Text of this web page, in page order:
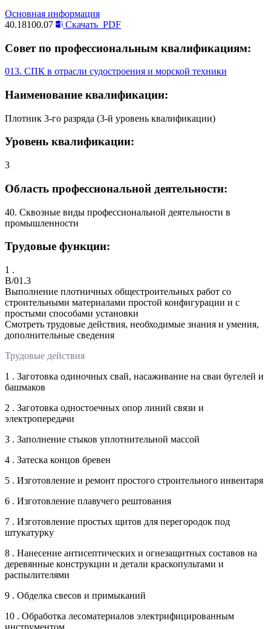
Основная информация
40.18100.07
Скачать PDF
Совет по профессиональным квалификациям:
013. СПК в отрасли судостроения и морской техники
Наименование квалификации:
Плотник 3-го разряда (3-й уровень квалификации)
Уровень квалификации:
3
Область профессиональной деятельности:
40. Сквозные виды профессиональной деятельности в
промышленности
Трудовые функции:
1 .
B/01.3
Выполнение плотничных общестроительных работ со
строительными материалами простой конфигурации и с
простыми способами установки
Смотреть трудовые действия, необходимые знания и умения,
дополнительные сведения
Трудовые действия
1 . Заготовка одиночных свай, насаживание на сваи бугелей и
башмаков
2 . Заготовка одностоечных опор линий связи и
электропередачи
3 . Заполнение стыков уплотнительной массой
4 . Затеска концов бревен
5 . Изготовление и ремонт простого строительного инвентаря
6 . Изготовление плавучего рештования
7 . Изготовление простых щитов для перегородок под
штукатурку
8 . Нанесение антисептических и огнезащитных составов на
деревянные конструкции и детали краскопультами и
распылителями
9 . Обделка свесов и примыканий
10 . Обработка лесоматериалов электрифицированным
инструментом